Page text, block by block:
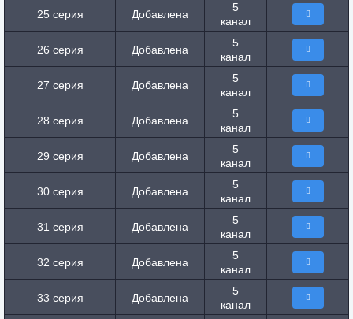
25 серия Добавлена
5
канал
26 серия Добавлена
5
канал
27 серия Добавлена
5
канал
28 серия Добавлена
5
канал
29 серия Добавлена
5
канал
30 серия Добавлена
5
канал
31 серия Добавлена
5
канал
32 серия Добавлена
5
канал
33 серия Добавлена
5
канал